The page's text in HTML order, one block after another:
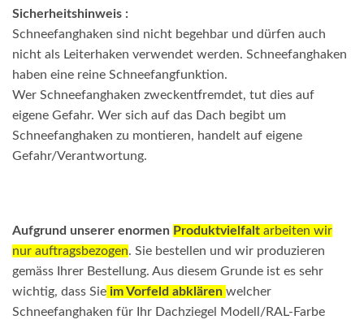
Sicherheitshinweis :
Schneefanghaken sind nicht begehbar und dürfen auch
nicht als Leiterhaken verwendet werden. Schneefanghaken
haben eine reine Schneefangfunktion.
Wer Schneefanghaken zweckentfremdet, tut dies auf
eigene Gefahr. Wer sich auf das Dach begibt um
Schneefanghaken zu montieren, handelt auf eigene
Gefahr/Verantwortung.
Aufgrund unserer enormen Produktvielfalt arbeiten wir
nur auftragsbezogen. Sie bestellen und wir produzieren
gemäss Ihrer Bestellung. Aus diesem Grunde ist es sehr
wichtig, dass Sie im Vorfeld abklären welcher
Schneefanghaken für Ihr Dachziegel Modell/RAL-Farbe